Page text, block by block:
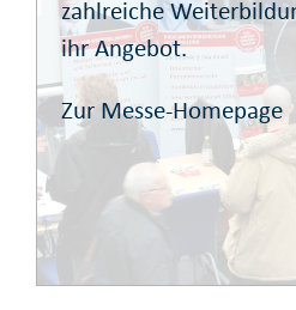
zahlreiche
ihr Angebot.
Zur Messe-Homepage